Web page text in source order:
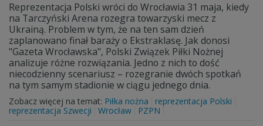
Reprezentacja Polski wróci do Wrocławia 31 maja, kiedy
na Tarczyński Arena rozegra towarzyski mecz z
Ukrainą. Problem w tym, że na ten sam dzień
zaplanowano finał baraży o Ekstraklasę. Jak donosi
"Gazeta Wrocławska", Polski Związek Piłki Nożnej
analizuje różne rozwiązania. Jedno z nich to dość
niecodzienny scenariusz – rozegranie dwóch spotkań
na tym samym stadionie w ciągu jednego dnia.
Zobacz więcej na temat: Piłka nożna
reprezentacja Polski
reprezentacja Szwecji
Wrocław PZPN